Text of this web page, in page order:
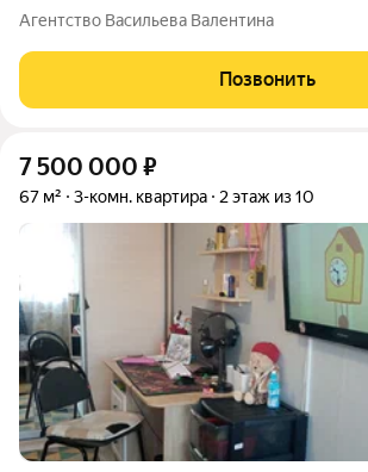
планировка без проходных комнат все помещения
удобным распределением пространства. Два
Агентство Васильева Валентина
Позвонить
7 500 000 ₽
67 м² 3-комн. квартира 2 этаж из 10